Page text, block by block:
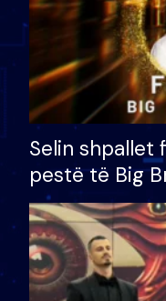
Selin shpallet
pestë të Big
çmimin e